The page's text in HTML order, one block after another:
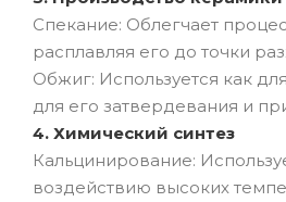
Спекание: Облегчает
расплавляя его до точки
Обжиг: Используется как
для его затвердевания и
4. Химический синтез
Кальцинирование:
воздействию высоких